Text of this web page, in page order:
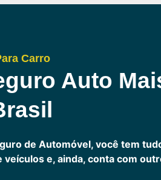
Carro
Auto
de Automóvel, você tem
veículos e, ainda, conta com